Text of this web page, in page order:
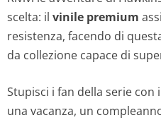
scelta: il vinile premium
resistenza, facendo di
da collezione capace di
Stupisci i fan della serie
una vacanza, un